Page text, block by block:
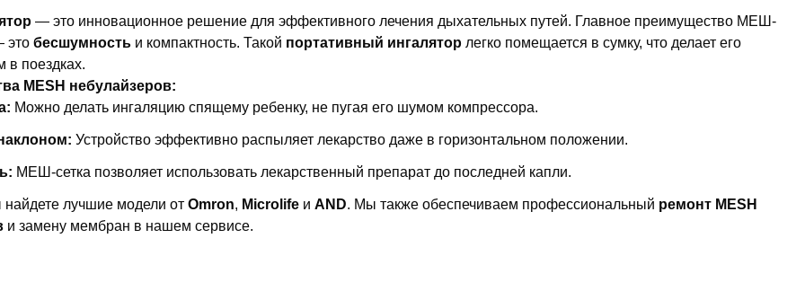
— это инновационное решение для эффективного лечения дыхательных путей. Главное преимущество МЕШ-
это бесшумностьи компактность. Такой портативный ингаляторлегко помещается в сумку, что делает его
поездках.
MESH небулайзеров:
Можно делать ингаляцию спящему ребенку, не пугая его шумом компрессора.
Устройство эффективно распыляет лекарство даже в горизонтальном положении.
МЕШ-сетка позволяет использовать лекарственный препарат до последней капли.
лучшие модели от Omron, Microlifeи AND. Мы также обеспечиваем профессиональный ремонт MESH
и замену мембран в нашем сервисе.